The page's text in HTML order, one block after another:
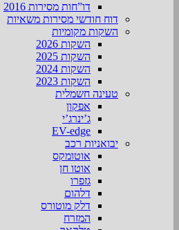
דו”חות מסירות 2016
דוח חודשי מסירות משאיות
השקות מקומיות
השקות 2026
השקות 2025
השקות 2024
השקות 2023
טעינה חשמלית
אפקון
ג’ינרג’י
EV-edge
יבואניות רכב
אוטומקס
אוטו חן
גזפרו
דלהום
דלק מוטורס
המזרח